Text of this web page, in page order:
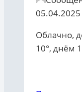
05.04.2025
Облачно,
10°, днём